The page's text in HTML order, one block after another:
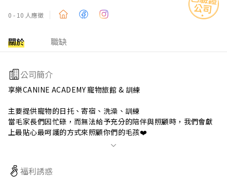
0 - 10 人應徵
關於 職缺
公司簡介
享樂CANINE ACADEMY 寵物旅館 & 訓練
主要提供寵物的日托、寄宿、洗澡、訓練
當毛家長們因忙碌，而無法給予充分的陪伴與照顧時，我們會獻
上最貼心最呵護的方式來照顧你們的毛孩❤️
還能因此結交很多朋友，每天都過的開開心心的，何樂而不為呢
👍🏻 福利誘惑